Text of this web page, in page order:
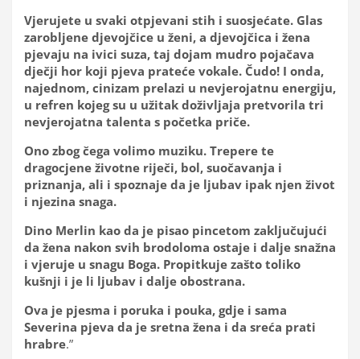
Vjerujete u svaki otpjevani stih i suosjećate. Glas
zarobljene djevojčice u ženi, a djevojčica i žena
pjevaju na ivici suza, taj dojam mudro pojačava
dječji hor koji pjeva prateće vokale. Čudo! I onda,
najednom, cinizam prelazi u nevjerojatnu energiju,
u refren kojeg su u užitak doživljaja pretvorila tri
nevjerojatna talenta s početka priče.
Ono zbog čega volimo muziku. Trepere te
dragocjene životne riječi, bol, suočavanja i
priznanja, ali i spoznaje da je ljubav ipak njen život
i njezina snaga.
Dino Merlin kao da je pisao pincetom zaključujući
da žena nakon svih brodoloma ostaje i dalje snažna
i vjeruje u snagu Boga. Propitkuje zašto toliko
kušnji i je li ljubav i dalje obostrana.
Ova je pjesma i poruka i pouka, gdje i sama
Severina pjeva da je sretna žena i da sreća prati
hrabre.”